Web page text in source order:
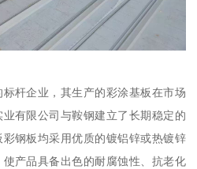
杆企业，其生产的彩涂基板在市场
业有限公司与鞍钢建立了长期稳定的
钢板均采用优质的镀铝锌或热镀锌
产品具备出色的耐腐蚀性、抗老化